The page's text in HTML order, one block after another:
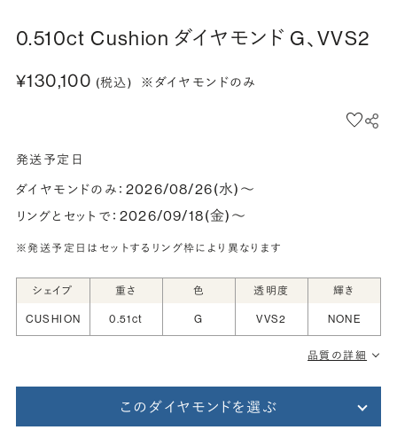
0.510ct Cushion ダイヤモンド G、VVS2
¥130,100 (税込) ※ダイヤモンドのみ
発送予定日
ダイヤモンドのみ： 2026/08/26(水)〜
リングとセットで： 2026/09/18(金)〜
※発送予定日はセットするリング枠により異なります
シェイプ 重さ 色 透明度 輝き
CUSHION 0.51ct G VVS2 NONE
品質の詳細
このダイヤモンドを選ぶ